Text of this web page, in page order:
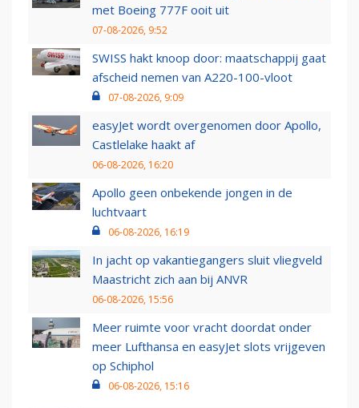
met Boeing 777F ooit uit
07-08-2026, 9:52
SWISS hakt knoop door: maatschappij gaat
afscheid nemen van A220-100-vloot
07-08-2026, 9:09
easyJet wordt overgenomen door Apollo,
Castlelake haakt af
06-08-2026, 16:20
Apollo geen onbekende jongen in de
luchtvaart
06-08-2026, 16:19
In jacht op vakantiegangers sluit vliegveld
Maastricht zich aan bij ANVR
06-08-2026, 15:56
Meer ruimte voor vracht doordat onder
meer Lufthansa en easyJet slots vrijgeven
op Schiphol
06-08-2026, 15:16